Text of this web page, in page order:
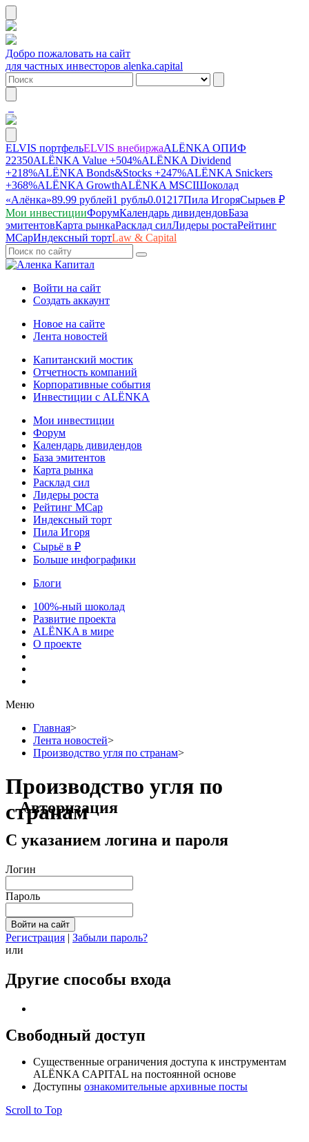
Добро пожаловать на сайт
для частных инвесторов alenka.capital
ELVIS портфельELVIS внебиржаALЁNKA ОПИФ
22350ALЁNKA Value +504%ALЁNKA Dividend
+218%ALЁNKA Bonds&Stocks +247%ALЁNKA Snickers
+368%ALЁNKA GrowthALЁNKA MSCIШоколад
«Алёнка»89.99 рублей1 рубль0.01217Пила ИгоряСырьев ₽
Мои инвестицииФорумКалендарь дивидендовБаза
эмитентовКарта рынкаРасклад силЛидеры ростаРейтинг
MCapИндексный тортLaw & Capital
Войти на сайт
Создать аккаунт
Новое на сайте
Лента новостей
Капитанский мостик
Отчетность компаний
Корпоративные события
Инвестиции с ALЁNKA
Мои инвестиции
Форум
Календарь дивидендов
База эмитентов
Карта рынка
Расклад сил
Лидеры роста
Рейтинг MCap
Индексный торт
Пила Игоря
Сырьё в ₽
Больше инфографики
Блоги
100%-ный шоколад
Развитие проекта
ALЁNKA в мире
О проекте
Меню
Главная>
Лента новостей>
Производство угля по странам>
Производство угля по
странам
Авторизация
С указанием логина и пароля
Логин
Пароль
Регистрация | Забыли пароль?
или
Другие способы входа
Свободный доступ
Cущественные ограничения доступа к инструментам
ALЁNKA CAPITAL на постоянной основе
Доступны ознакомительные архивные посты
Scroll to Top